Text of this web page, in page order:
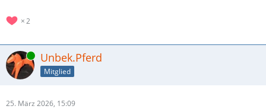
2
Online Unbek.Pferd
Mitglied
25. März 2026, 15:09